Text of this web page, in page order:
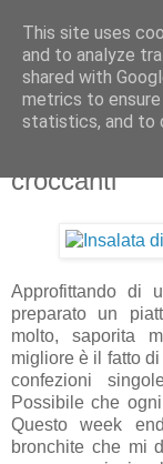
lunedì 19 aprile
Insalata di
croccanti
Approfittando di
preparato un
molto, saporita
migliore è il fatto
confezioni
Possibile che
Questo week
bronchite che mi
This site uses
and to analyze
shared with
metrics to
statistics, and to